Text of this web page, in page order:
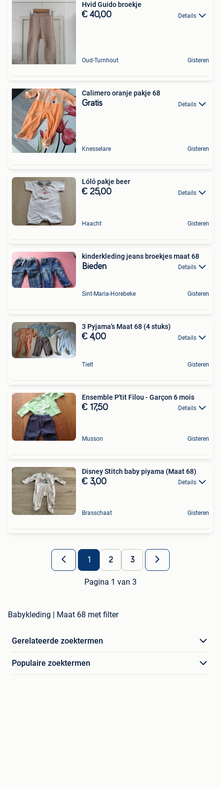
Hvid Guido broekje
€ 40,00 Details
Oud-Turnhout Gisteren
Calimero oranje pakje 68
Gratis Details
Knesselare Gisteren
Lóló pakje beer
€ 25,00 Details
Haacht Gisteren
kinderkleding jeans broekjes maat 68
Bieden Details
Sint-Maria-Horebeke Gisteren
3 Pyjama's Maat 68 (4 stuks)
€ 4,00 Details
Tielt Gisteren
Ensemble P'tit Filou - Garçon 6 mois
€ 17,50 Details
Musson Gisteren
Disney Stitch baby piyama (Maat 68)
€ 3,00 Details
Brasschaat Gisteren
1 2 3
Pagina 1 van 3
Babykleding | Maat 68 met filter
Gerelateerde zoektermen
Populaire zoektermen